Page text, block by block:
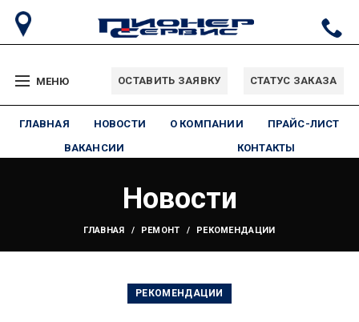
МЕНЮ ОСТАВИТЬ ЗАЯВКУ СТАТУС ЗАКАЗА
ГЛАВНАЯ НОВОСТИ О КОМПАНИИ
ПРАЙС-ЛИСТ
ВАКАНСИИ
КОНТАКТЫ
Новости
ГЛАВНАЯ РЕМОНТ РЕКОМЕНДАЦИИ
РЕКОМЕНДАЦИИ